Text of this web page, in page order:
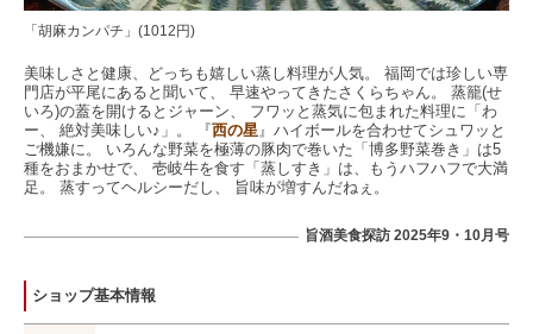
「胡麻カンパチ」(1012円)
美味しさと健康、どっちも嬉しい蒸し料理が人気。 福岡では珍しい専
門店が平尾にあると聞いて、 早速やってきたさくらちゃん。 蒸籠(せ
いろ)の蓋を開けるとジャーン、 フワッと蒸気に包まれた料理に「わ
ー、 絶対美味しい♪」。 『西の星』ハイボールを合わせてシュワッと
ご機嫌に。 いろんな野菜を極薄の豚肉で巻いた「博多野菜巻き」は5
種をおまかせで、 壱岐牛を食す「蒸しすき」は、もうハフハフで大満
足。 蒸すってヘルシーだし、 旨味が増すんだねぇ。
旨酒美食探訪 2025年9・10月号
ショップ基本情報